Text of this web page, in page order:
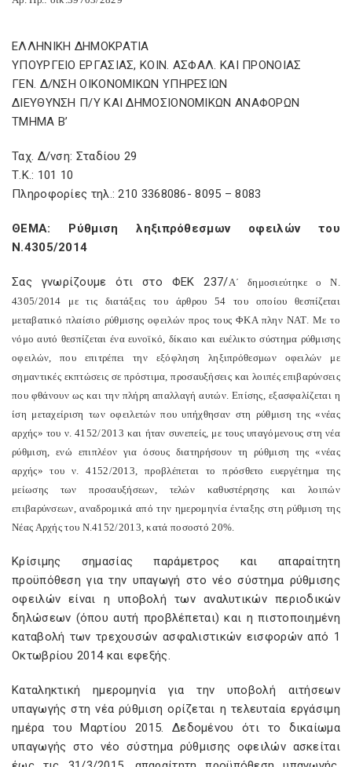
ΕΛΛΗΝΙΚΗ ΔΗΜΟΚΡΑΤΙΑ
ΥΠΟΥΡΓΕΙΟ ΕΡΓΑΣΙΑΣ, ΚΟΙΝ. ΑΣΦΑΛ. ΚΑΙ ΠΡΟΝΟΙΑΣ
ΓΕΝ. Δ/ΝΣΗ ΟΙΚΟΝΟΜΙΚΩΝ ΥΠΗΡΕΣΙΩΝ
ΔΙΕΥΘΥΝΣΗ Π/Υ ΚΑΙ ΔΗΜΟΣΙΟΝΟΜΙΚΩΝ ΑΝΑΦΟΡΩΝ
ΤΜΗΜΑ Β’
Ταχ. Δ/νση: Σταδίου 29
Τ.Κ.: 101 10
Πληροφορίες τηλ.: 210 3368086- 8095 – 8083
ΘΕΜΑ: Ρύθμιση ληξιπρόθεσμων οφειλών του
Ν.4305/2014
Σας γνωρίζουμε ότι στο ΦΕΚ 237/A΄ δημοσιεύτηκε ο Ν.
4305/2014 με τις διατάξεις του άρθρου 54 του οποίου θεσπίζεται
μεταβατικό πλαίσιο ρύθμισης οφειλών προς τους ΦΚΑ πλην ΝΑΤ. Με το
νόμο αυτό θεσπίζεται ένα ευνοϊκό, δίκαιο και ευέλικτο σύστημα ρύθμισης
οφειλών, που επιτρέπει την εξόφληση ληξιπρόθεσμων οφειλών με
σημαντικές εκπτώσεις σε πρόστιμα, προσαυξήσεις και λοιπές επιβαρύνσεις
που φθάνουν ως και την πλήρη απαλλαγή αυτών. Επίσης, εξασφαλίζεται η
ίση μεταχείριση των οφειλετών που υπήχθησαν στη ρύθμιση της «νέας
αρχής» του ν. 4152/2013 και ήταν συνεπείς, με τους υπαγόμενους στη νέα
ρύθμιση, ενώ επιπλέον για όσους διατηρήσουν τη ρύθμιση της «νέας
αρχής» του ν. 4152/2013, προβλέπεται το πρόσθετο ευεργέτημα της
μείωσης των προσαυξήσεων, τελών καθυστέρησης και λοιπών
επιβαρύνσεων, αναδρομικά από την ημερομηνία ένταξης στη ρύθμιση της
Νέας Αρχής του Ν.4152/2013, κατά ποσοστό 20%.
Κρίσιμης σημασίας παράμετρος και απαραίτητη
προϋπόθεση για την υπαγωγή στο νέο σύστημα ρύθμισης
οφειλών είναι η υποβολή των αναλυτικών περιοδικών
δηλώσεων (όπου αυτή προβλέπεται) και η πιστοποιημένη
καταβολή των τρεχουσών ασφαλιστικών εισφορών από 1
Οκτωβρίου 2014 και εφεξής.
Καταληκτική ημερομηνία για την υποβολή αιτήσεων
υπαγωγής στη νέα ρύθμιση ορίζεται η τελευταία εργάσιμη
ημέρα του Μαρτίου 2015. Δεδομένου ότι το δικαίωμα
υπαγωγής στο νέο σύστημα ρύθμισης οφειλών ασκείται